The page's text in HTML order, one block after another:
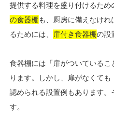
提供する料理を盛り付けるため
の食器棚 も、厨房に備えなけ
るためには、
扉付き食器棚の設
食器棚には「扉がついている
ります。しかし、扉がなくて
認められる設置例もあります
す。